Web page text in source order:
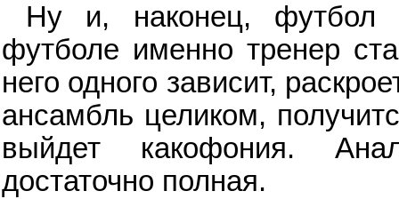
Ну и, наконец, футбол
футболе именно тренер
него одного зависит,
ансамбль целиком,
выйдет какофония.
достаточно полная.